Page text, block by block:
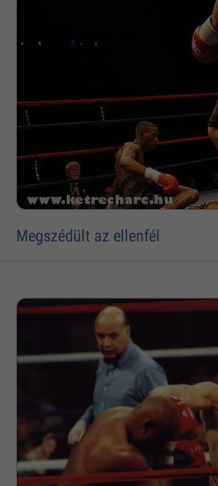
Megszédült az ellenfél